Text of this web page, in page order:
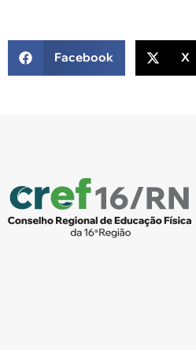
Facebook X